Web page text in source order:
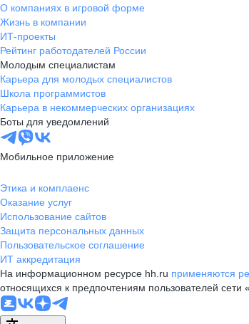
О компаниях в игровой форме
Жизнь в компании
ИТ-проекты
Рейтинг работодателей России
Молодым специалистам
Карьера для молодых специалистов
Школа программистов
Карьера в некоммерческих организациях
Боты для уведомлений
Мобильное приложение
Этика и комплаенс
Оказание услуг
Использование сайтов
Защита персональных данных
Пользовательское соглашение
ИТ аккредитация
На информационном ресурсе hh.ru применяются
относящихся к предпочтениям пользователей